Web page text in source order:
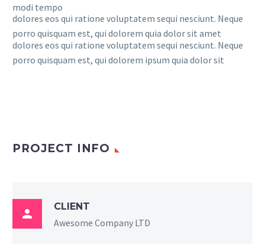
modi tempo
dolores eos qui ratione voluptatem sequi nesciunt. Neque
porro quisquam est, qui dolorem quia dolor sit amet
dolores eos qui ratione voluptatem sequi nesciunt. Neque
porro quisquam est, qui dolorem ipsum quia dolor sit
PROJECT INFO

CLIENT
Awesome Company LTD